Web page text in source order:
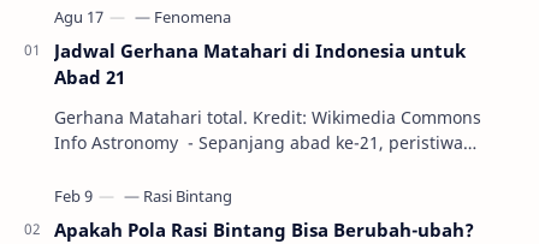
Jadwal Gerhana Matahari di Indonesia untuk
Abad 21
Gerhana Matahari total. Kredit: Wikimedia Commons
Info Astronomy - Sepanjang abad ke-21, peristiwa
Apakah Pola Rasi Bintang Bisa Berubah-ubah?